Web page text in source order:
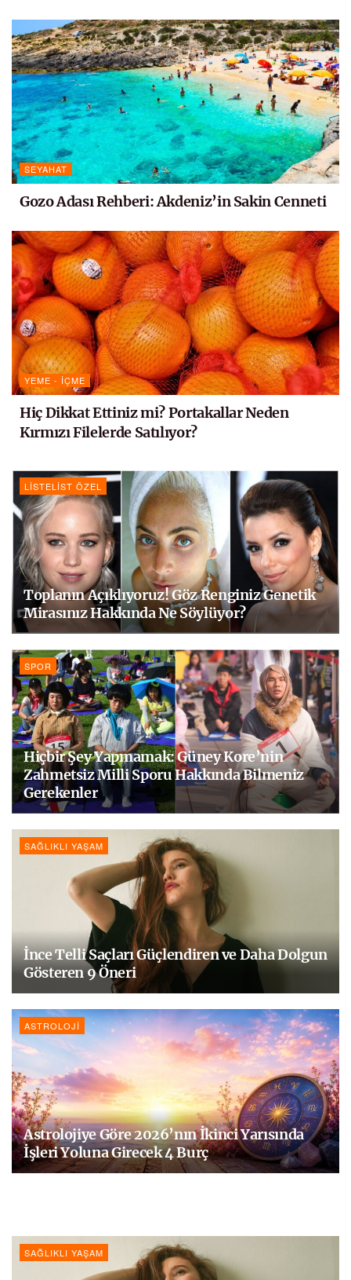
SEYAHAT
Gozo Adası Rehberi: Akdeniz’in Sakin Cenneti
YEME - İÇME
Hiç Dikkat Ettiniz mi? Portakallar Neden
Kırmızı Filelerde Satılıyor?
LISTELIST ÖZEL
Toplanın Açıklıyoruz! Göz Renginiz Genetik
Mirasınız Hakkında Ne Söylüyor?
SPOR
Hiçbir Şey Yapmamak: Güney Kore’nin
Zahmetsiz Milli Sporu Hakkında Bilmeniz
Gerekenler
SAĞLIKLI YAŞAM
İnce Telli Saçları Güçlendiren ve Daha Dolgun
Gösteren 9 Öneri
ASTROLOJI
Astrolojiye Göre 2026’nın İkinci Yarısında
İşleri Yoluna Girecek 4 Burç
SAĞLIKLI YAŞAM